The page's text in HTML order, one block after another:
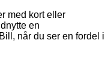
med kort eller
en
når du ser en fordel i